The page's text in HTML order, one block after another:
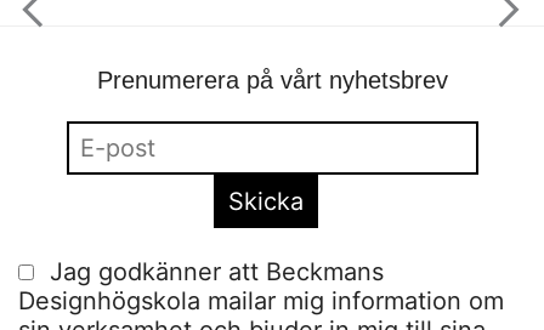
Prenumerera på vårt nyhetsbrev
Jag godkänner att Beckmans
Designhögskola mailar mig information om